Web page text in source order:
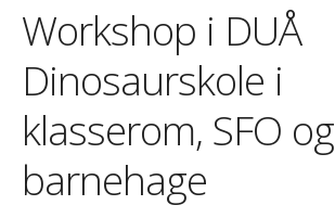
Workshop i DUÅ
Dinosaurskole i
klasserom, SFO og
barnehage